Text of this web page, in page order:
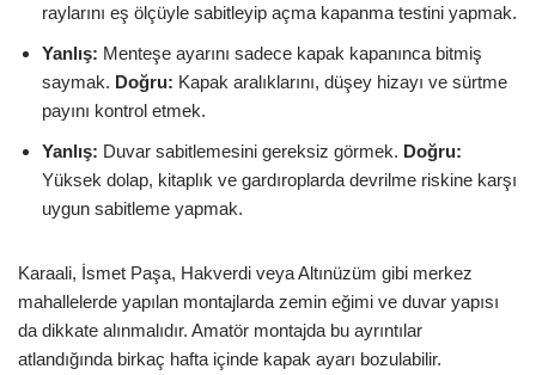
raylarını eş ölçüyle sabitleyip açma kapanma testini yapmak.
Yanlış: Menteşe ayarını sadece kapak kapanınca bitmiş
saymak. Doğru: Kapak aralıklarını, düşey hizayı ve sürtme
payını kontrol etmek.
Yanlış: Duvar sabitlemesini gereksiz görmek. Doğru:
Yüksek dolap, kitaplık ve gardıroplarda devrilme riskine karşı
uygun sabitleme yapmak.
Karaali, İsmet Paşa, Hakverdi veya Altınüzüm gibi merkez
mahallelerde yapılan montajlarda zemin eğimi ve duvar yapısı
da dikkate alınmalıdır. Amatör montajda bu ayrıntılar
atlandığında birkaç hafta içinde kapak ayarı bozulabilir.